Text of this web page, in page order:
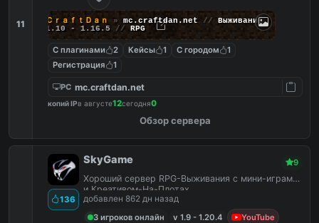
11 ＣｒａｆｔＤａｎ » mc.craftdan.net // Выживание
1.10 - 1.16.5 // RPG
С плагинами 2 Кейсы 1 С городом
1
Регистрация
1
PC mc.craftdan.net
копий IPв августе12сегодня0
Обзор сервера
136
SkyGame 9
Хороший сервер RPG-Выживания с мини-играми
и Креативом-На-Плотах.
добавлен 862 дн назад
3 игроков онлайн
v 1.9 - 1.20.4
YouTube